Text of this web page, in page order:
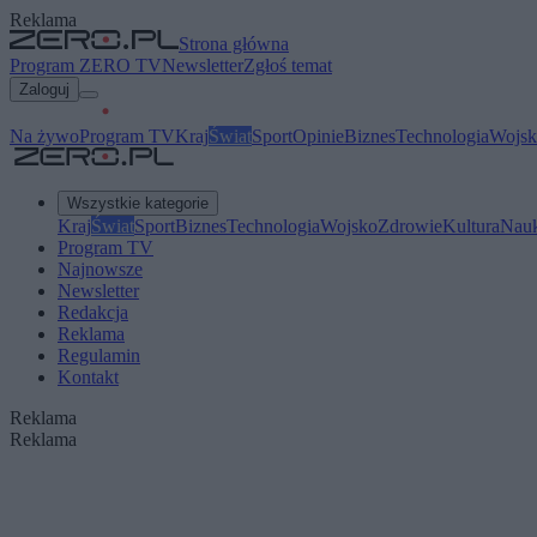
Reklama
Strona główna
Program ZERO TVNewsletterZgłoś temat
Zaloguj
Na żywoProgram TVKrajŚwiatSportOpinieBiznesTechnologia
Wszystkie kategorie
KrajŚwiatSportBiznesTechnologiaWojskoZdrowieKultura
Program TV
Najnowsze
Newsletter
Redakcja
Reklama
Regulamin
Kontakt
Reklama
Reklama